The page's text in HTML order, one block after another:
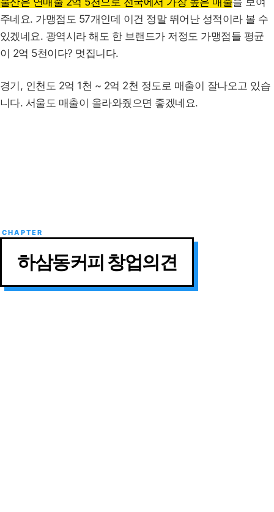
주네요. 가맹점도 57개인데 이건 정말 뛰어난 성적이라 볼 수
있겠네요. 광역시라 해도 한 브랜드가 저정도 가맹점들 평균
이 2억 5천이다? 멋집니다.
경기, 인천도 2억 1천 ~ 2억 2천 정도로 매출이 잘나오고 있습
니다. 서울도 매출이 올라와줬으면 좋겠네요.
하삼동커피 창업의견